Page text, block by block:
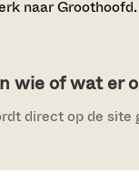
naar Groothoofd.
wie of wat er
direct op de site